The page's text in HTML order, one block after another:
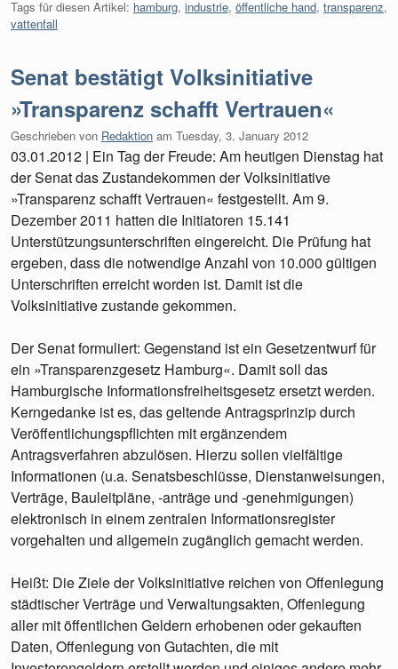
Tags für diesen Artikel: hamburg, industrie, öffentliche hand, transparenz,
vattenfall
Senat bestätigt Volksinitiative
»Transparenz schafft Vertrauen«
Geschrieben von Redaktion am Tuesday, 3. January 2012
03.01.2012 | Ein Tag der Freude: Am heutigen Dienstag hat
der Senat das Zustandekommen der Volksinitiative
»Transparenz schafft Vertrauen« festgestellt. Am 9.
Dezember 2011 hatten die Initiatoren 15.141
Unterstützungsunterschriften eingereicht. Die Prüfung hat
ergeben, dass die notwendige Anzahl von 10.000 gültigen
Unterschriften erreicht worden ist. Damit ist die
Volksinitiative zustande gekommen.
Der Senat formuliert: Gegenstand ist ein Gesetzentwurf für
ein »Transparenzgesetz Hamburg«. Damit soll das
Hamburgische Informationsfreiheitsgesetz ersetzt werden.
Kerngedanke ist es, das geltende Antragsprinzip durch
Veröffentlichungspflichten mit ergänzendem
Antragsverfahren abzulösen. Hierzu sollen vielfältige
Informationen (u.a. Senatsbeschlüsse, Dienstanweisungen,
Verträge, Bauleitpläne, -anträge und -genehmigungen)
elektronisch in einem zentralen Informationsregister
vorgehalten und allgemein zugänglich gemacht werden.
Heißt: Die Ziele der Volksinitiative reichen von Offenlegung
städtischer Verträge und Verwaltungsakten, Offenlegung
aller mit öffentlichen Geldern erhobenen oder gekauften
Daten, Offenlegung von Gutachten, die mit